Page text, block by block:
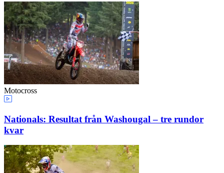
Motocross
Nationals: Resultat från Washougal – tre rundor
kvar